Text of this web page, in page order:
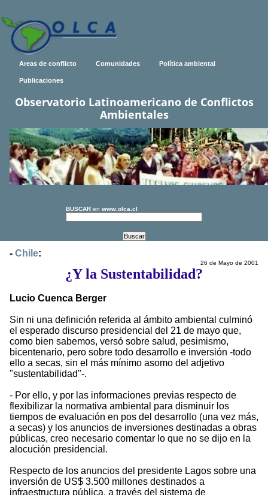
Areas de conflicto Comunidades Política ambiental
Publicaciones
Observatorio Latinoamericano de Conflictos
Ambientales
BUSCAR en www.olca.cl
- Chile:
26 de Mayo de 2001
¿Y la Sustentabilidad?
Lucio Cuenca Berger
Sin ni una definición referida al ámbito ambiental culminó
el esperado discurso presidencial del 21 de mayo que,
como bien sabemos, versó sobre salud, pesimismo,
bicentenario, pero sobre todo desarrollo e inversión -todo
ello a secas, sin el más mínimo asomo del adjetivo
"sustentabilidad"-.
- Por ello, y por las informaciones previas respecto de
flexibilizar la normativa ambiental para disminuir los
tiempos de evaluación en pos del desarrollo (una vez más,
a secas) y los anuncios de inversiones destinadas a obras
públicas, creo necesario comentar lo que no se dijo en la
alocución presidencial.
Respecto de los anuncios del presidente Lagos sobre una
inversión de US$ 3.500 millones destinados a
infraestructura pública, a través del sistema de